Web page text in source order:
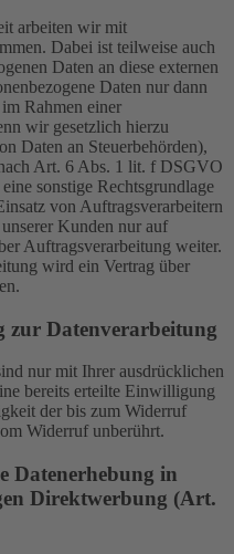
arbeiten wir mit
Dabei ist teilweise auch
Daten an diese externen
Daten nur dann
Rahmen einer
wir gesetzlich hierzu
Daten an Steuerbehörden),
Art. 6 Abs. 1 lit. f DSGVO
sonstige Rechtsgrundlage
von Auftragsverarbeitern
Kunden nur auf
Auftragsverarbeitung weiter.
wird ein Vertrag über
Datenverarbeitung
nur mit Ihrer ausdrücklichen
bereits erteilte Einwilligung
der bis zum Widerruf
Widerruf unberührt.
Datenerhebung in
Direktwerbung (Art.